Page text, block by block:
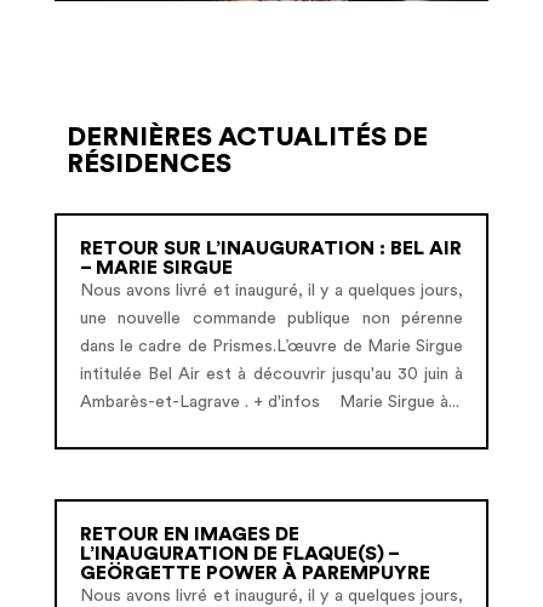
DERNIÈRES ACTUALITÉS DE
RÉSIDENCES
RETOUR SUR L’INAUGURATION : BEL AIR
– MARIE SIRGUE
Nous avons livré et inauguré, il y a quelques jours,
une nouvelle commande publique non pérenne
dans le cadre de Prismes.L’œuvre de Marie Sirgue
intitulée Bel Air est à découvrir jusqu'au 30 juin à
Ambarès-et-Lagrave . + d'infos Marie Sirgue à...
RETOUR EN IMAGES DE
L’INAUGURATION DE FLAQUE(S) –
GEÖRGETTE POWER À PAREMPUYRE
Nous avons livré et inauguré, il y a quelques jours,